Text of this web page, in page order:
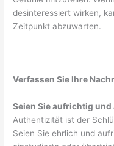
desinteressiert wirken,
Zeitpunkt abzuwarten.
Verfassen Sie Ihre
Seien Sie aufrichtig
Authentizität ist der
Seien Sie ehrlich und